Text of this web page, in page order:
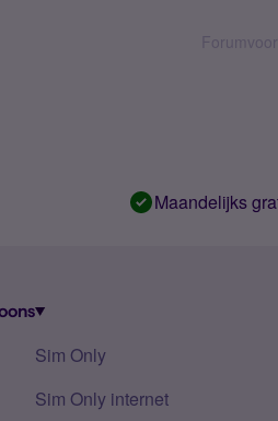
Maandelijks
Sim Only
Sim Only internet